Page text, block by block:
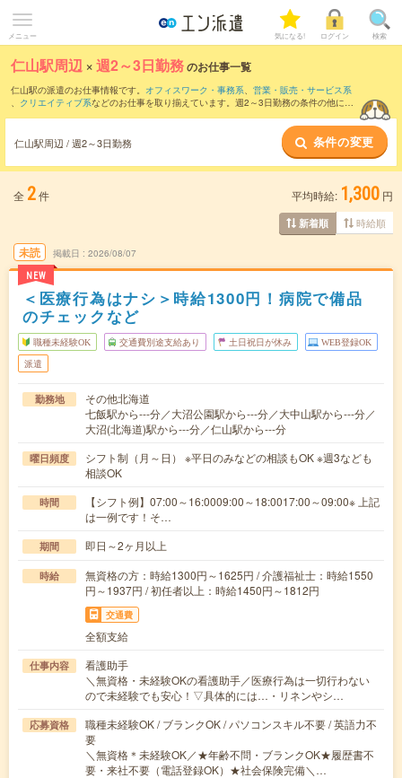
メニュー 気になる! ログイン 検索
仁山駅周辺 ×週2～3日勤務のお仕事一覧
仁山駅の派遣のお仕事情報です。 オフィスワーク・事務系、 営業・販売・サービス系
、 クリエイティブ系などのお仕事を取り揃えています。週2～3日勤務の条件の他に、
仁山駅周辺 / 週2～3日勤務 条件の変更
全 2件 平均時給: 1,300 円
新着順 時給順
未読
NEW
掲載日 2026/08/07
＜医療行為はナシ＞時給1300円！病院で備品
のチェックなど
職種未経験OK 交通費別途支給あり 土日祝日が休み WEB登録OK
派遣
勤務地
その他北海道
七飯駅から---分／大沼公園駅から---分／大中山駅から---分／
大沼(北海道)駅から---分／仁山駅から---分
曜日頻度
シフト制（月～日） ※平日のみなどの相談もOK ※週3なども
相談OK
時間
【シフト例】07:00～16:0009:00～18:0017:00～09:00※ 上記
は一例です！そ…
期間 即日～2ヶ月以上
時給
無資格の方：時給1300円～1625円 / 介護福祉士：時給1550
円～1937円 / 初任者以上：時給1450円～1812円
交通費
全額支給
仕事内容
看護助手
＼無資格・未経験OKの看護助手／医療行為は一切行わない
ので未経験でも安心！▽具体的には…・リネンやシ…
応募資格
職種未経験OK / ブランクOK / パソコンスキル不要 / 英語力不
要
＼無資格＊未経験OK／★年齢不問・ブランクOK★履歴書不
要・来社不要（電話登録OK）★社会保険完備＼…